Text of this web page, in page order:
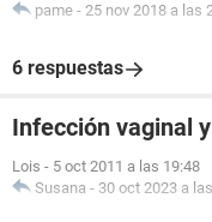
pame - 25 nov 2018 a las
6 respuestas
Infección vaginal
Lois - 5 oct 2011 a las 19:48
Susana - 30 oct 2023 a